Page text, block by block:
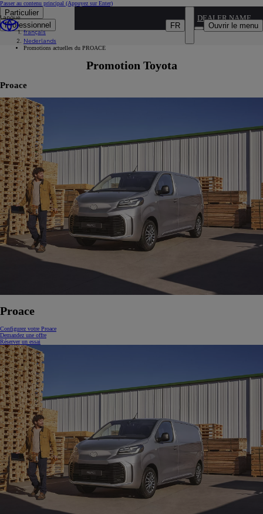
Passer au contenu principal (Appuyez sur Enter)
Particulier
Professionnel
DEALER NAME
FR
Langue
français
Nederlands
Ouvrir le menu
...
Notre gamme Toyota
Offres disponibles
Promotions actuelles du PROACE
Promotion Toyota
Proace
Proace
Configurez votre Proace
Demandez une offre
Réserver un essai